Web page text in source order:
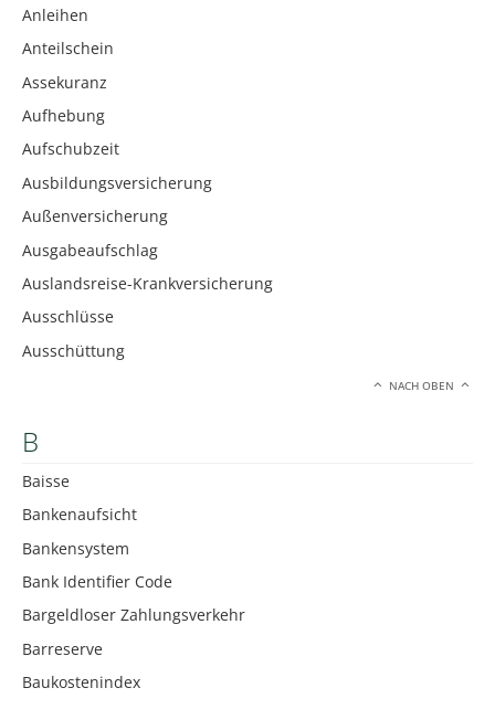
Anleihen
Anteilschein
Assekuranz
Aufhebung
Aufschubzeit
Ausbildungsversicherung
Außenversicherung
Ausgabeaufschlag
Auslandsreise-Krankversicherung
Ausschlüsse
Ausschüttung
NACH OBEN
B
Baisse
Bankenaufsicht
Bankensystem
Bank Identifier Code
Bargeldloser Zahlungsverkehr
Barreserve
Baukostenindex